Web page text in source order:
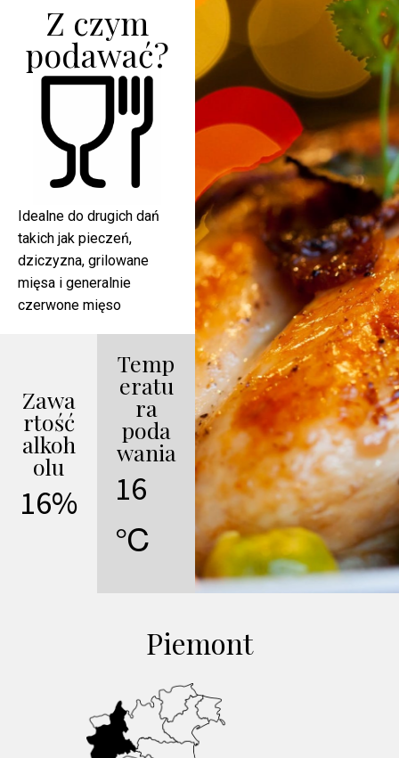
Z czym
podawać?
Idealne do drugich dań
takich jak pieczeń,
dziczyzna, grilowane
mięsa i generalnie
czerwone mięso
Zawa
rtość
alkoh
olu
16%
Temp
eratu
ra
poda
wania
16
℃
Piemont